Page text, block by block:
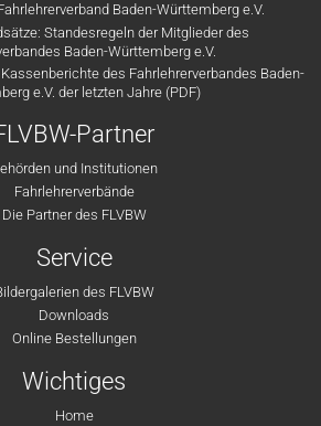
Baden-Württemberg e.V.
Standesregeln der Mitglieder des
Baden-Württemberg e.V.
des Fahrlehrerverbandes Baden-
e.V. der letzten Jahre (PDF)
Partner
und Institutionen
Fahrlehrerverbände
Die Partner des FLVBW
Service
des FLVBW
Downloads
Online Bestellungen
Wichtiges
Home